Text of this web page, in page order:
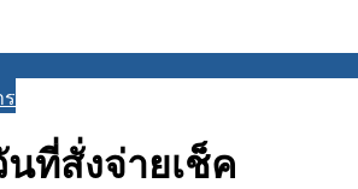
ที่สั่งจ่ายเช็ค